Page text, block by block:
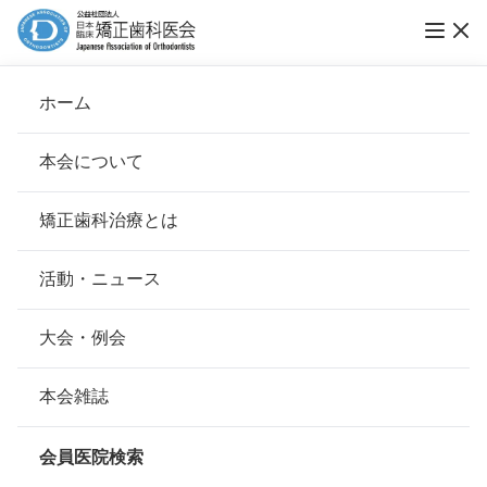
ホーム
本会について
会長挨拶
基本理念
組織について
本会の歴史
矯正歯科治療とは
安心して治療を受けていただくための「6つの指針」
安心できる矯正歯科治療契約のための「7つの提言」
矯正歯科治療について
活動・ニュース
大会・例会
本会雑誌
会員医院検索
第13回「ブレース スマイル コンテスト」受賞
者インタビュー
ブレーススマイルコンテスト
公開日：2018年04月26日（木）